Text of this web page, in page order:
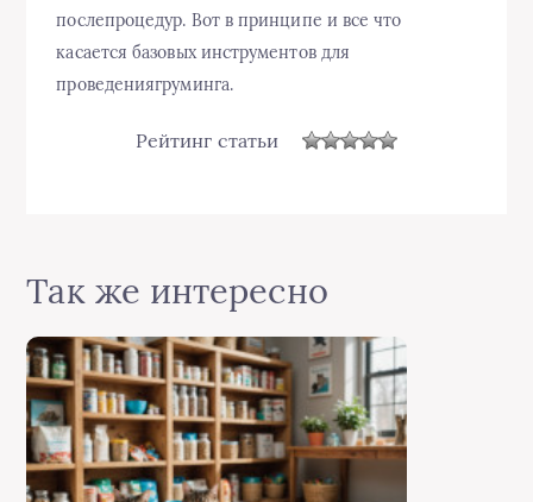
послепроцедур. Вот в принципе и все что
касается базовых инструментов для
проведениягруминга.
Рейтинг статьи
Так же интересно